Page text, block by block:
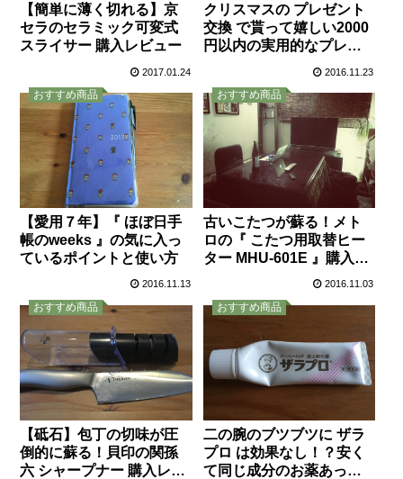
【簡単に薄く切れる】京
セラのセラミック可変式
スライサー 購入レビュー
2017.01.24
クリスマスの プレゼント
交換 で貰って嬉しい2000
円以内の実用的なプレゼ
2016.11.23
おすすめ商品
【愛用７年】『 ほぼ日手
帳のweeks 』の気に入っ
ているポイントと使い方
2016.11.13
おすすめ商品
古いこたつが蘇る！メト
ロの『 こたつ用取替ヒー
ター MHU-601E 』購入レ
2016.11.03
おすすめ商品
【砥石】包丁の切味が圧
倒的に蘇る！貝印の関孫
六 シャープナー 購入レビ
おすすめ商品
二の腕のブツブツに ザラ
プロ は効果なし！？安く
て同じ成分のお薬あった